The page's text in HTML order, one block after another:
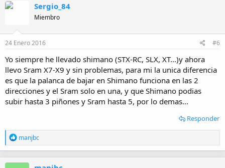
Sergio_84
Miembro
24 Enero 2016 #6
Yo siempre he llevado shimano (STX-RC, SLX, XT...)y ahora
llevo Sram X7-X9 y sin problemas, para mi la unica diferencia
es que la palanca de bajar en Shimano funciona en las 2
direcciones y el Sram solo en una, y que Shimano podias
subir hasta 3 piñones y Sram hasta 5, por lo demas...
Responder
R
e
a
c
manjbc